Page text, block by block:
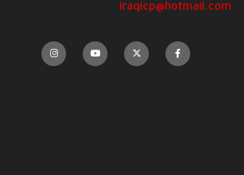
iraqicp@hotmail.com